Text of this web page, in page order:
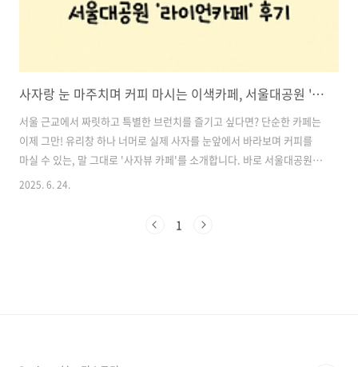
사자랑 눈 마주치며 커피 마시는 이색카페, 서울대공원 '라이언카페' 후기
서울 근교에서 짜릿하고 특별한 브런치를 즐기고 싶다면? 단순한 카페는
이제 그만! 유리창 하나 너머로 실제 사자를 눈앞에서 바라보며 커피를
마실 수 있는, 말 그대로 '사자뷰 카페'를 소개합니다. 바로 서울대공원
동물원 내에 위치한 **‘라이언카페’**입니다. 동물과 함께하는 이색 데
넘치는 특별한 경험이 기다리고 있어요. 목차1. 서울대공원 ‘라이언카
2025. 6. 24.
1